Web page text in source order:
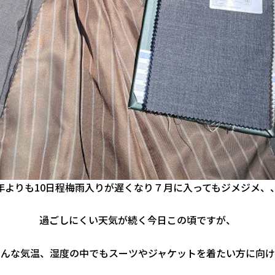
よりも10日程梅雨入りが遅くなり７月に入ってもジメジメ、
過ごしにくい天気が続く今日この頃ですが、
な気温、湿度の中でもスーツやジャケットを着たい方に向